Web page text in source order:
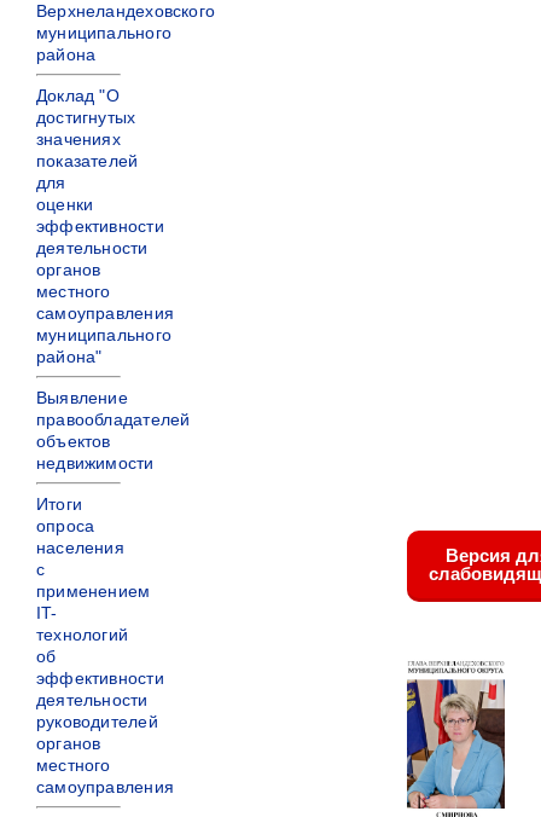
Верхнеландеховского
муниципального
района
Доклад "О
достигнутых
значениях
показателей
для
оценки
эффективности
деятельности
органов
местного
самоуправления
муниципального
района"
Выявление
правообладателей
объектов
недвижимости
Итоги
опроса
населения
с
применением
IT-
технологий
об
эффективности
деятельности
руководителей
органов
местного
самоуправления
Версия